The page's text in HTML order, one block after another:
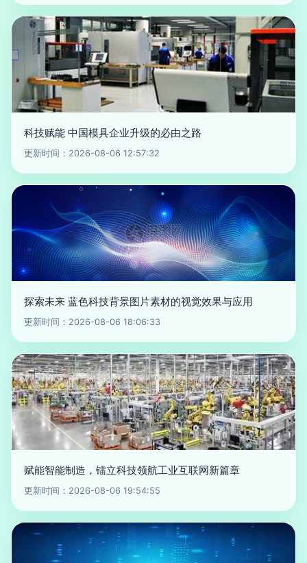
科技赋能 中国模具企业升级的必由之路
更新时间：2026-08-06 12:57:32
探索未来 蓝色科技背景图片素材的视觉效果与应用
更新时间：2026-08-06 18:06:33
赋能智能制造，镭立科技领航工业互联网新篇章
更新时间：2026-08-06 19:54:55